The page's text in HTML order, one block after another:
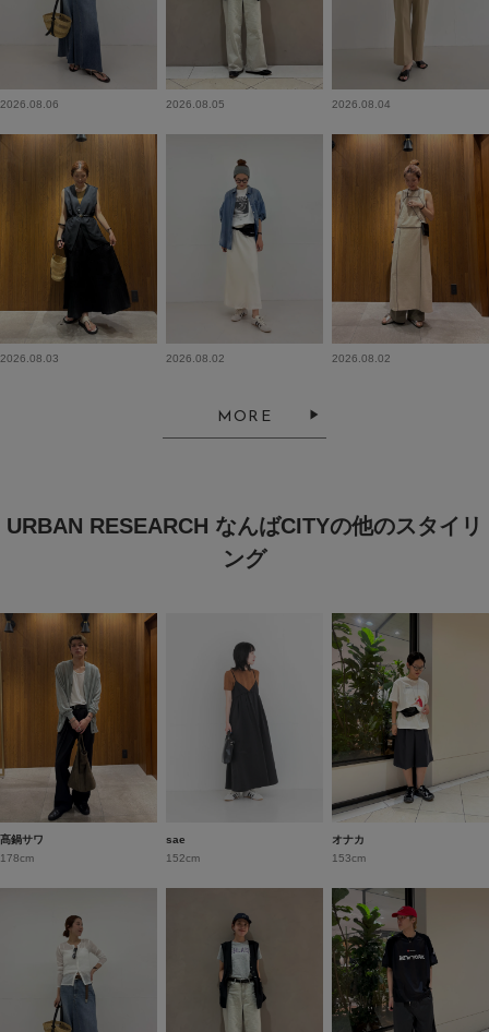
2026.08.06 2026.08.05 2026.08.04
2026.08.03 2026.08.02 2026.08.02
MORE
URBAN RESEARCH なんばCITYの他のスタイリ
ング
髙鍋サワ
178cm
sae
152cm
オナカ
153cm